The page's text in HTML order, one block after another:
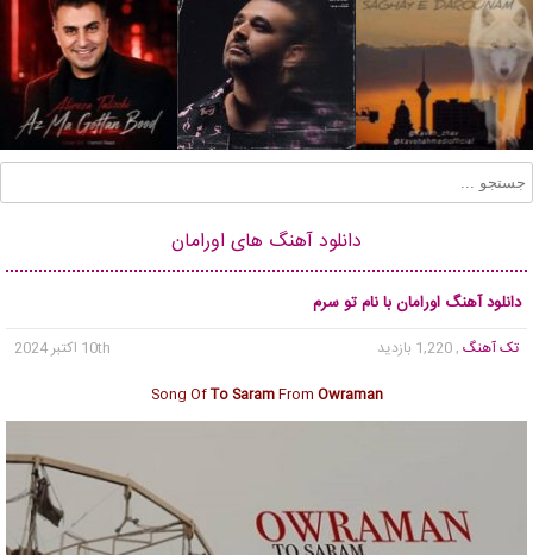
دانلود آهنگ های اورامان
دانلود آهنگ اورامان با نام تو سرم
تک آهنگ , 1,220 بازدید
10th اکتبر 2024
Song OfTo SaramFrom Owraman